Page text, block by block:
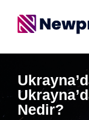
Nedir?